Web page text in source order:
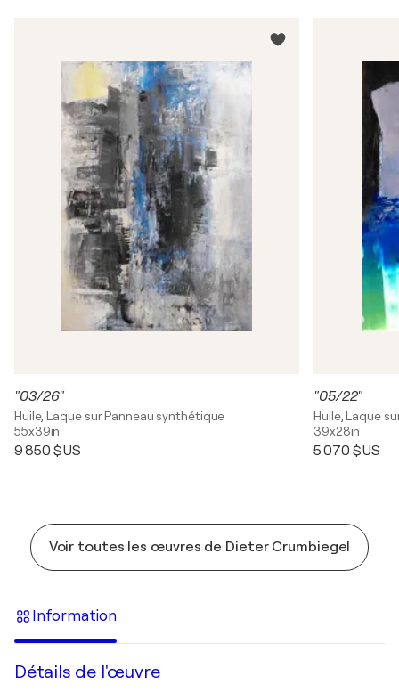
"03/26"
Huile, Laque sur Panneau synthétique
55x39in
9 850 $US
"05/22"
Huile, Laque
39x28in
5 070 $US
Voir toutes les œuvres de Dieter Crumbiegel
Information
Détails de l'œuvre